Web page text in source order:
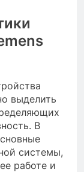
выделить
В
системы,
работе и